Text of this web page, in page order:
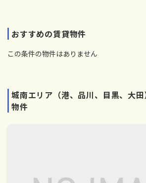
おすすめの賃貸物件
この条件の物件はありません
城南エリア（港、品川、目黒、大
物件